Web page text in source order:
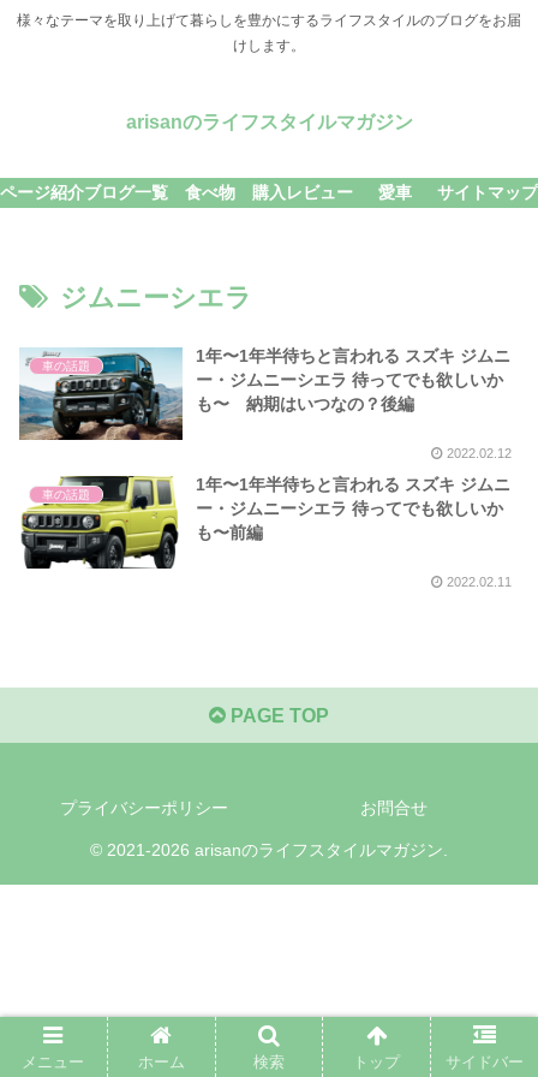
様々なテーマを取り上げて暮らしを豊かにするライフスタイルのブログをお届
けします。
arisanのライフスタイルマガジン
ページ紹介ブログ一覧 食べ物 購入レビュー 愛車 サイトマップ
ジムニーシエラ
車の話題
1年〜1年半待ちと言われる スズキ ジムニ
ー・ジムニーシエラ 待ってでも欲しいか
も〜 納期はいつなの？後編
2022.02.12
車の話題
1年〜1年半待ちと言われる スズキ ジムニ
ー・ジムニーシエラ 待ってでも欲しいか
も〜前編
2022.02.11
PAGE TOP
プライバシーポリシー お問合せ
© 2021-2026 arisanのライフスタイルマガジン.
メニュー ホーム 検索 トップ サイドバー